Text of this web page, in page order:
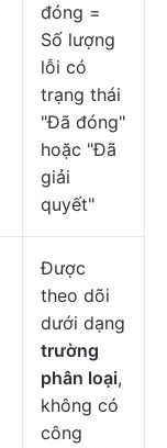
đóng =
Số lượng
lỗi có
trạng thái
"Đã đóng"
hoặc "Đã
giải
quyết"
Được
theo dõi
dưới dạng
trường
phân loại,
không có
công